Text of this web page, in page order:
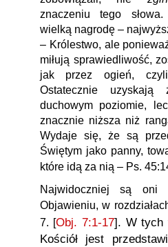
znaczeniu tego
wielką nagrodę –
– Królestwo, ale
miłują sprawiedliwość,
jak przez ogień,
Ostatecznie
duchowym poziomie,
znacznie niższa niż
Wydaje się, że są
Świętym jako panny,
które idą za nią – Ps.
Najwidoczniej są oni
Objawieniu, w
7. [Obj. 7:1-17]. W tych
Kościół jest